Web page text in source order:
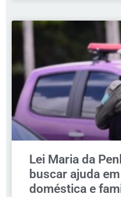
Lei Maria da
buscar ajuda
doméstica e